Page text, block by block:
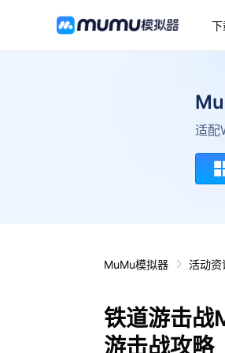
下
适配
MuMu模拟器 活动资
铁道游击战
游击战攻略